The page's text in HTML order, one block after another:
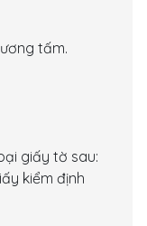
tấm.
giấy tờ sau:
kiểm định